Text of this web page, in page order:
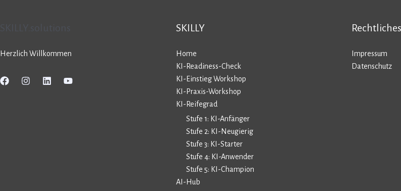
Herzlich Willkommen
SKILLY
Home
KI-Readiness-Check
KI-Einstieg Workshop
KI-Praxis-Workshop
KI-Reifegrad
Stufe 1: KI-Anfänger
Stufe 2: KI-Neugierig
Stufe 3: KI-Starter
Stufe 4: KI-Anwender
Stufe 5: KI-Champion
AI-Hub
Rechtliches
Impressum
Datenschutz